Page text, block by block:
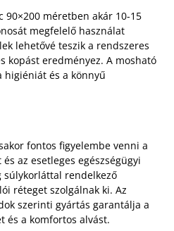
90×200 méretben akár 10-15
megfelelő használat
lehetővé teszik a rendszeres
kopást eredményez. A mosható
higiéniát és a könnyű
fontos figyelembe venni a
az esetleges egészségügyi
súlykorláttal rendelkező
réteget szolgálnak ki. Az
szerinti gyártás garantálja a
és a komfortos alvást.